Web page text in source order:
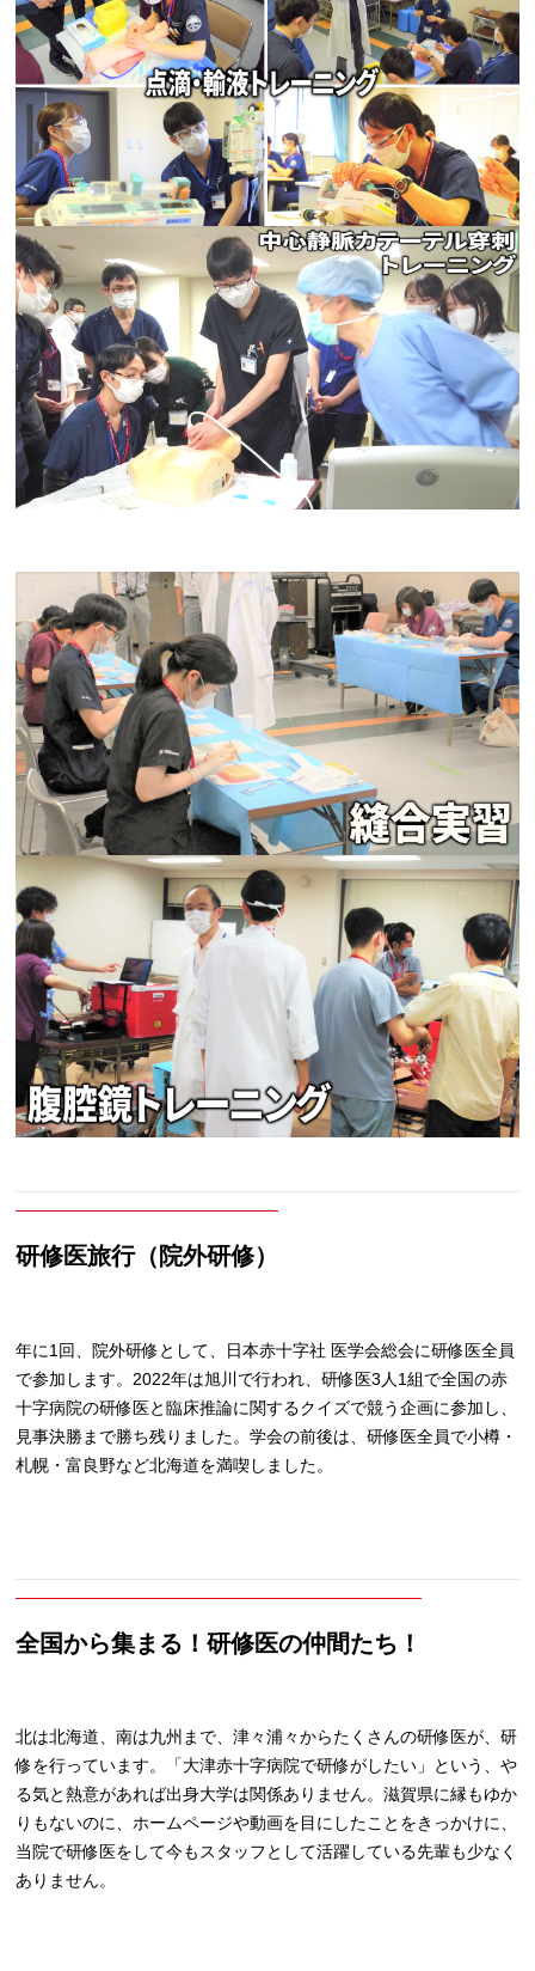
研修医旅行（院外研修）
年に1回、院外研修として、日本赤十字社 医学会総会に研修医全員
で参加します。2022年は旭川で行われ、研修医3人1組で全国の赤
十字病院の研修医と臨床推論に関するクイズで競う企画に参加し、
見事決勝まで勝ち残りました。学会の前後は、研修医全員で小樽・
札幌・富良野など北海道を満喫しました。
全国から集まる！研修医の仲間たち！
北は北海道、南は九州まで、津々浦々からたくさんの研修医が、研
修を行っています。「大津赤十字病院で研修がしたい」という、や
る気と熱意があれば出身大学は関係ありません。滋賀県に縁もゆか
りもないのに、ホームページや動画を目にしたことをきっかけに、
当院で研修医をして今もスタッフとして活躍している先輩も少なく
ありません。